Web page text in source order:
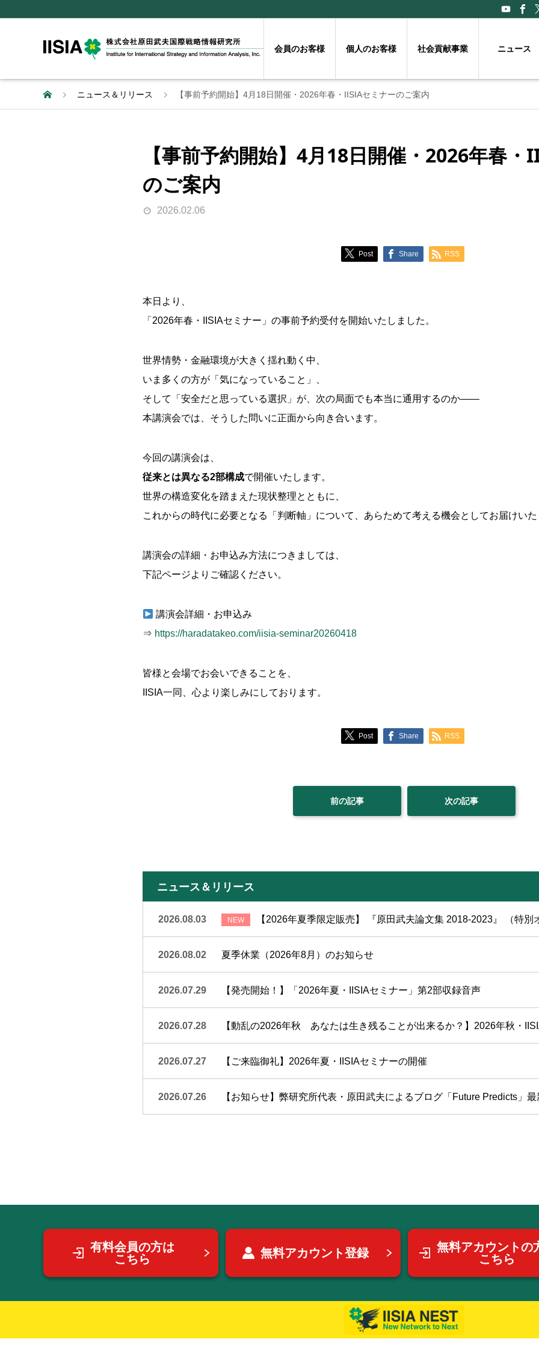
会員のお客様 個人のお客様 社会貢献事業 ニュース
ニュース＆リリース 【事前予約開始】4月18日開催・2026年春・IISIAセミナーのご案内
【事前予約開始】4月18日開催・2026年春
のご案内
2026.02.06
Post Share RSS
本日より、
「2026年春・IISIAセミナー」の事前予約受付を開始いたしました。
世界情勢・金融環境が大きく揺れ動く中、
いま多くの方が「気になっていること」、
そして「安全だと思っている選択」が、次の局面でも本当に通用するのか――
本講演会では、そうした問いに正面から向き合います。
今回の講演会は、
従来とは異なる2部構成で開催いたします。
世界の構造変化を踏まえた現状整理とともに、
これからの時代に必要となる「判断軸」について、あらためて考える機会としてお届けい
講演会の詳細・お申込み方法につきましては、
下記ページよりご確認ください。
講演会詳細・お申込み
⇒ https://haradatakeo.com/iisia-seminar20260418
皆様と会場でお会いできることを、
IISIA一同、心より楽しみにしております。
Post Share RSS
前の記事 次の記事
ニュース＆リリース
2026.08.03 【2026年夏季限定販売】 『原田武夫論文集 2018-2023』 （特別
2026.08.02 夏季休業（2026年8月）のお知らせ
2026.07.29 【発売開始！】「2026年夏・IISIAセミナー」第2部収録音声
2026.07.28 【動乱の2026年秋 あなたは生き残ることが出来るか？】2026年秋・
2026.07.27 【ご来臨御礼】2026年夏・IISIAセミナーの開催
2026.07.26 【お知らせ】弊研究所代表・原田武夫によるブログ「Future Predicts」最
有料会員の方は
こちら
無料アカウント登録
無料アカウントの
こちら